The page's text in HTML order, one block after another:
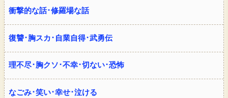
衝撃的な話･修羅場な話
復讐･胸スカ･自業自得･武勇伝
理不尽･胸クソ･不幸･切ない･恐怖
なごみ･笑い･幸せ･泣ける